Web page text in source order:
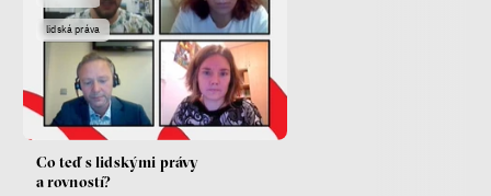
Seznamky, skinnyTok a nový
konzervatismus: mapa
současných vztahů a online
seznamek
Terézia Ferjančeková, Petr
Bittner
lidská práva
Co teď s lidskými právy
a rovností?